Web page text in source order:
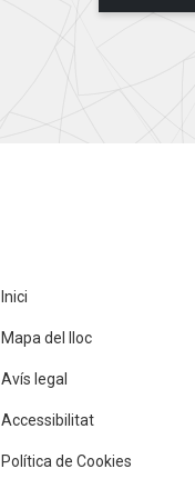
Inici
Mapa del lloc
Avís legal
Accessibilitat
Política de Cookies